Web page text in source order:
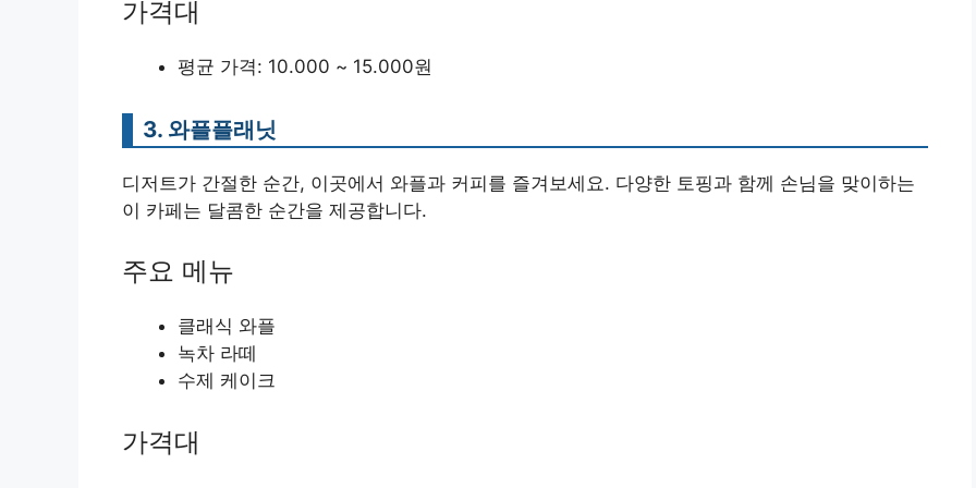
가격대
평균 가격: 10.000 ~ 15.000원
3. 와플플래닛
디저트가 간절한 순간, 이곳에서 와플과 커피를 즐겨보세요. 다양한 토핑과 함께 손님을 맞이하는
이 카페는 달콤한 순간을 제공합니다.
주요 메뉴
클래식 와플
녹차 라떼
수제 케이크
가격대